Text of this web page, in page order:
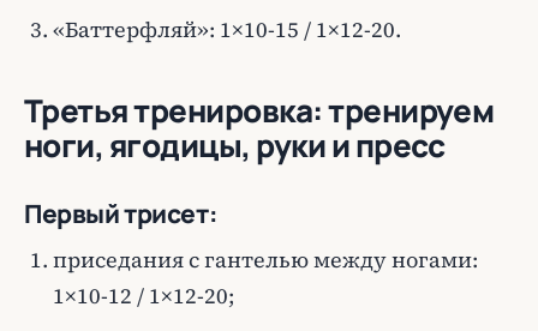
«Баттерфляй»: 1×10-15 / 1×12-20.
Третья тренировка: тренируем
ноги, ягодицы, руки и пресс
Первый трисет:
приседания с гантелью между ногами:
1×10-12 / 1×12-20;